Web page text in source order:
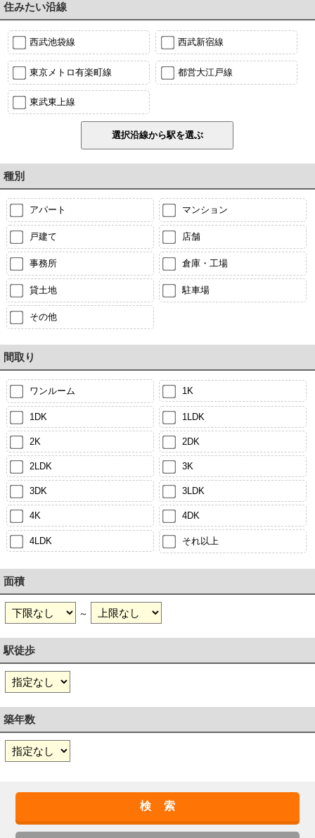
住みたい沿線
西武池袋線 西武新宿線
東京メトロ有楽町線 都営大江戸線
東武東上線
種別
アパート マンション
戸建て 店舗
事務所 倉庫・工場
貸土地 駐車場
その他
間取り
ワンルーム 1K
1DK 1LDK
2K 2DK
2LDK 3K
3DK 3LDK
4K 4DK
4LDK それ以上
面積
～
駅徒歩
築年数